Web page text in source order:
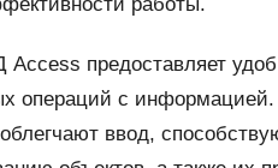
предоставляет
операций с
ввод,